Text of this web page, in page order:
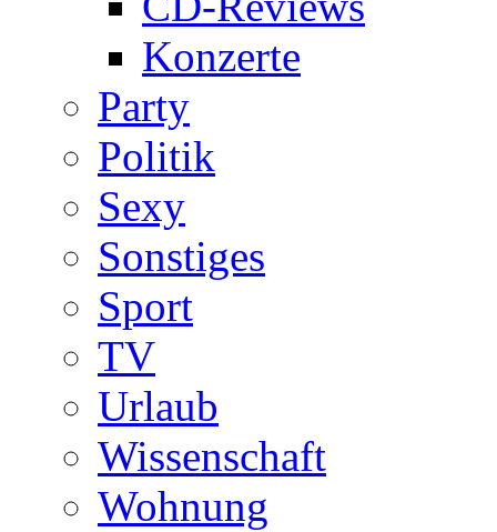
Konzerte
Party
Politik
Sexy
Sonstiges
Sport
TV
Urlaub
Wissenschaft
Wohnung